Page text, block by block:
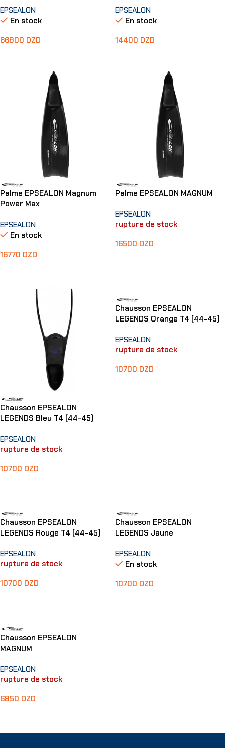
EPSEALON
En stock
66800 DZD
EPSEALON
En stock
14400 DZD
Palme EPSEALON Magnum
Power Max
EPSEALON
En stock
16770 DZD
Palme EPSEALON MAGNUM
EPSEALON
rupture de stock
16500 DZD
Chausson EPSEALON
LEGENDS Bleu T4 (44-45)
EPSEALON
rupture de stock
10700 DZD
Chausson EPSEALON
LEGENDS Orange T4 (44-45)
EPSEALON
rupture de stock
10700 DZD
Chausson EPSEALON
LEGENDS Rouge T4 (44-45)
EPSEALON
rupture de stock
10700 DZD
Chausson EPSEALON
LEGENDS Jaune
EPSEALON
En stock
10700 DZD
Chausson EPSEALON
MAGNUM
EPSEALON
rupture de stock
6850 DZD